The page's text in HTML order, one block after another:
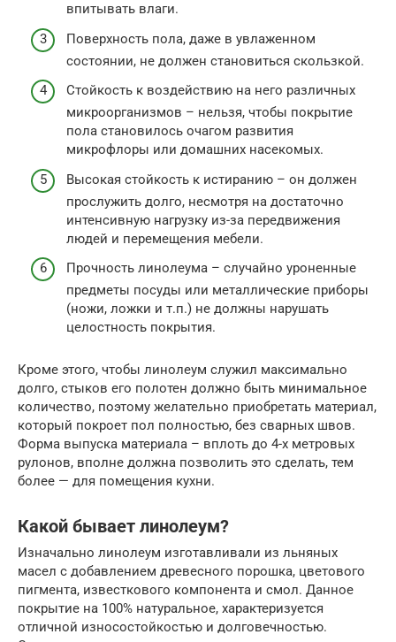
впитывать влаги.
Поверхность пола, даже в увлаженном
состоянии, не должен становиться скользкой.
Стойкость к воздействию на него различных
микроорганизмов – нельзя, чтобы покрытие
пола становилось очагом развития
микрофлоры или домашних насекомых.
Высокая стойкость к истиранию – он должен
прослужить долго, несмотря на достаточно
интенсивную нагрузку из-за передвижения
людей и перемещения мебели.
Прочность линолеума – случайно уроненные
предметы посуды или металлические приборы
(ножи, ложки и т.п.) не должны нарушать
целостность покрытия.
Кроме этого, чтобы линолеум служил максимально
долго, стыков его полотен должно быть минимальное
количество, поэтому желательно приобретать материал,
который покроет пол полностью, без сварных швов.
Форма выпуска материала – вплоть до 4-х метровых
рулонов, вполне должна позволить это сделать, тем
более — для помещения кухни.
Какой бывает линолеум?
Изначально линолеум изготавливали из льняных
масел с добавлением древесного порошка, цветового
пигмента, известкового компонента и смол. Данное
покрытие на 100% натуральное, характеризуется
отличной износостойкостью и долговечностью.